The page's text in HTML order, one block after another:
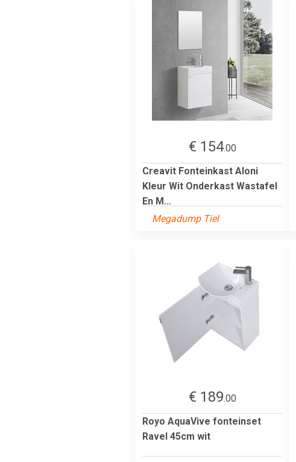
€ 154.00
Creavit Fonteinkast Aloni
Kleur Wit Onderkast Wastafel
En M...
Megadump Tiel
€ 189.00
Royo AquaVive fonteinset
Ravel 45cm wit